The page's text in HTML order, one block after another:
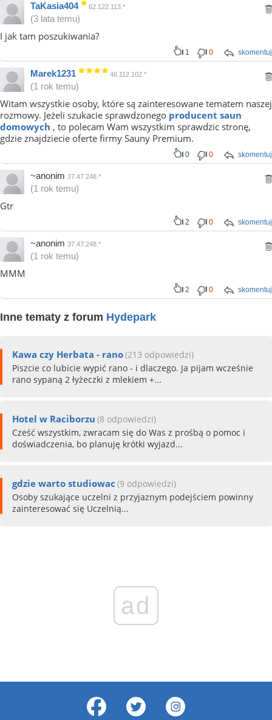
TaKasia404 62.122.113.*
(3 lata temu)
I jak tam poszukiwania?
skomentuj
1 0
Marek1231 46.112.102.*
(1 rok temu)
Witam wszystkie osoby, które są zainteresowane tematem naszej
rozmowy. Jeżeli szukacie sprawdzonego producent saun
domowych , to polecam Wam wszystkim sprawdzic stronę,
gdzie znajdziecie oferte firmy Sauny Premium.
skomentuj
0 0
~anonim 37.47.248.*
(1 rok temu)
Gtr
skomentuj
2 0
~anonim 37.47.248.*
(1 rok temu)
MMM
skomentuj
2 0
Inne tematy z forum Hydepark
Kawa czy Herbata - rano(213 odpowiedzi)
Piszcie co lubicie wypić rano - i dlaczego. Ja pijam wcześnie
rano sypaną 2 łyżeczki z mlekiem +...
Hotel w Raciborzu (8 odpowiedzi)
Cześć wszystkim, zwracam się do Was z prośbą o pomoc i
doświadczenia, bo planuję krótki wyjazd...
gdzie warto studiowac (9 odpowiedzi)
Osoby szukające uczelni z przyjaznym podejściem powinny
zainteresować się Uczelnią...
ad